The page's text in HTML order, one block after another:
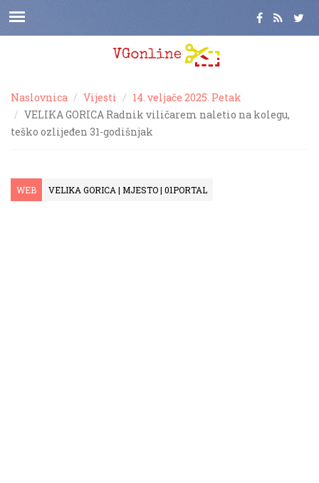
Naslovnica Vijesti
14. veljače 2025. Petak
VELIKA GORICA Radnik viličarem naletio na kolegu,
teško ozlijeđen 31-godišnjak
WEB VELIKA GORICA | MJESTO | 01PORTAL